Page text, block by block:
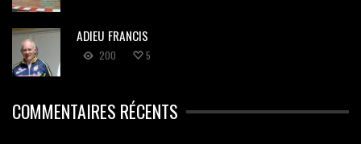
ADIEU FRANCIS
200 5
COMMENTAIRES RÉCENTS